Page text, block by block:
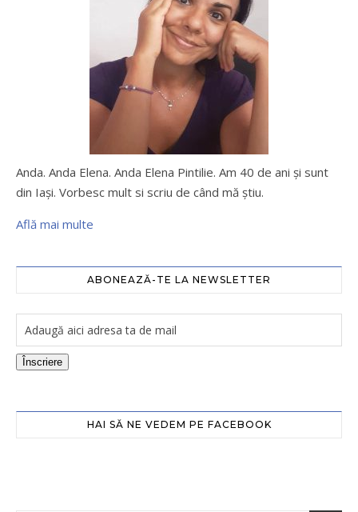
Anda. Anda Elena. Anda Elena Pintilie. Am 40 de ani şi sunt
din Iaşi. Vorbesc mult si scriu de când mă ştiu.
Află mai multe
ABONEAZĂ-TE LA NEWSLETTER
Înscriere
HAI SĂ NE VEDEM PE FACEBOOK